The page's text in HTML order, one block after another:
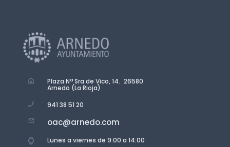
Plaza Nª Sra de Vico, 14. 26580.
Arnedo (La Rioja)
941 38 51 20
oac@arnedo.com
Lunes a viernes de 9:00 a 14:00